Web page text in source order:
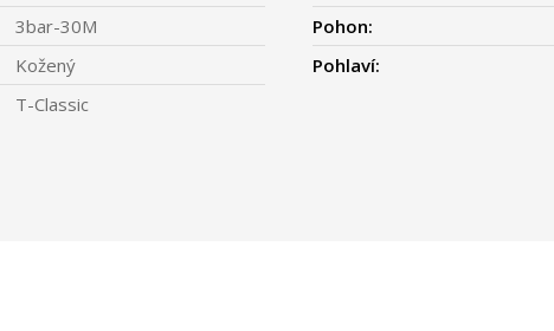
3bar-30M
Kožený
T-Classic
Pohon:
Pohlaví: